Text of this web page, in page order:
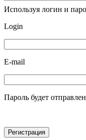
Используя логин и
Login
E-mail
Пароль будет